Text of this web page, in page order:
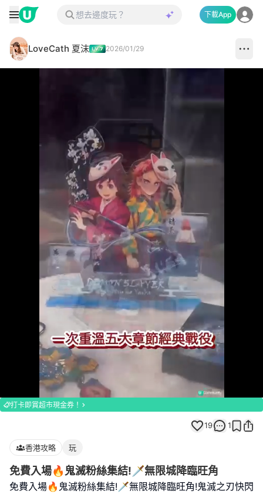
下載App
LoveCath 夏沫 2026/01/29
100.00%
打卡即賞超市現金券！
19 1
香港攻略 玩
免費入場🔥鬼滅粉絲集結!🗡️無限城降臨旺角
免費入場🔥鬼滅粉絲集結!🗡️無限城降臨旺角!鬼滅之刃快閃